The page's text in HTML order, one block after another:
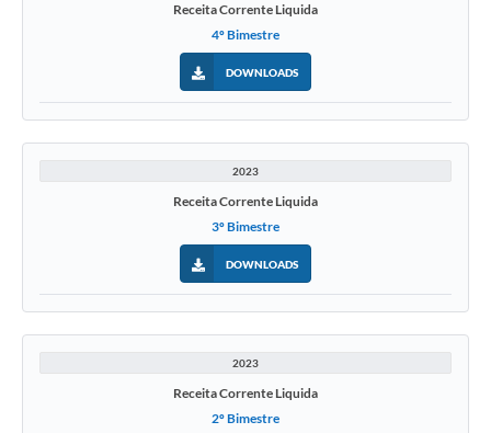
Receita Corrente Liquida
4º Bimestre
DOWNLOADS
2023
Receita Corrente Liquida
3º Bimestre
DOWNLOADS
2023
Receita Corrente Liquida
2º Bimestre